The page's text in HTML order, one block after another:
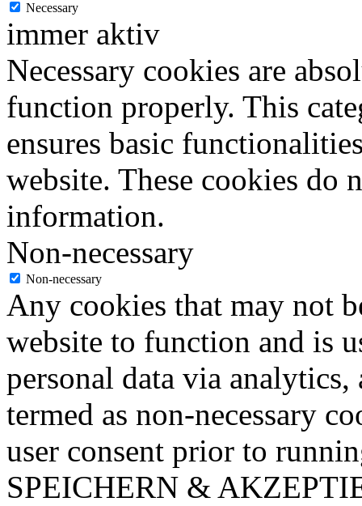
Necessary
immer aktiv
Necessary cookies are
function properly. This
ensures basic
website. These cookies do
information.
Non-necessary
Non-necessary
Any cookies that may not
website to function and is
personal data via analytics,
termed as non-necessary
user consent prior to
SPEICHERN &